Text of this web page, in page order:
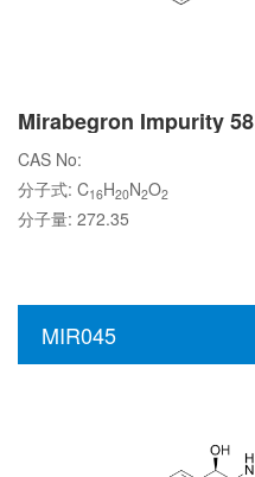
Mirabegron Impurity 58
CAS No:
分子式: C16H20N2O2
分子量: 272.35
MIR045